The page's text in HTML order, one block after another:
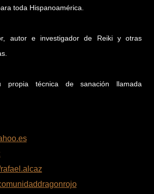
toda Hispanoamérica.
autor e investigador de Reiki y otras
propia técnica de sanación llamada